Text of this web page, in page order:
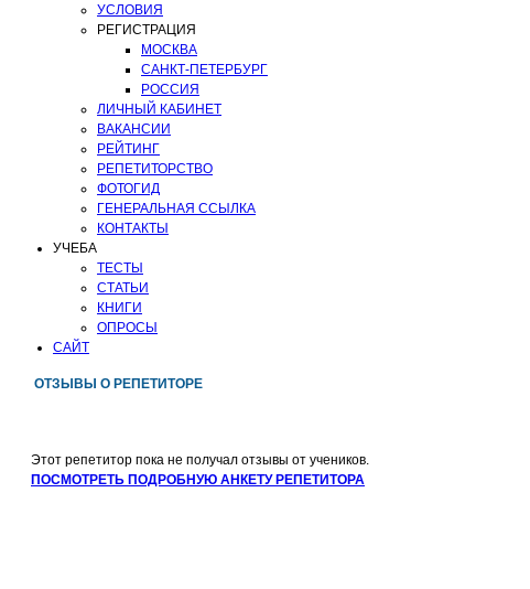
УСЛОВИЯ
РЕГИСТРАЦИЯ
МОСКВА
САНКТ-ПЕТЕРБУРГ
РОССИЯ
ЛИЧНЫЙ КАБИНЕТ
ВАКАНСИИ
РЕЙТИНГ
РЕПЕТИТОРСТВО
ФОТОГИД
ГЕНЕРАЛЬНАЯ ССЫЛКА
КОНТАКТЫ
УЧЕБА
ТЕСТЫ
СТАТЬИ
КНИГИ
ОПРОСЫ
САЙТ
ОТЗЫВЫ О РЕПЕТИТОРЕ
Этот репетитор пока не получал отзывы от учеников.
ПОСМОТРЕТЬ ПОДРОБНУЮ АНКЕТУ РЕПЕТИТОРА